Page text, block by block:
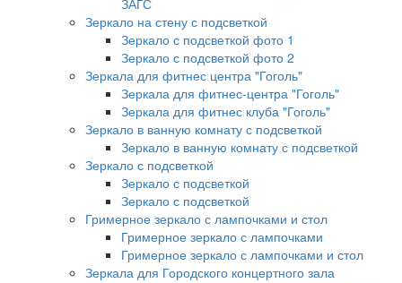
ЗАГС
Зеркало на стену с подсветкой
Зеркало с подсветкой фото 1
Зеркало с подсветкой фото 2
Зеркала для фитнес центра "Гоголь"
Зеркала для фитнес-центра "Гоголь"
Зеркала для фитнес клуба "Гоголь"
Зеркало в ванную комнату с подсветкой
Зеркало в ванную комнату с подсветкой
Зеркало с подсветкой
Зеркало с подсветкой
Зеркало с подсветкой
Гримерное зеркало с лампочками и стол
Гримерное зеркало с лампочками
Гримерное зеркало с лампочками и стол
Зеркала для Городского концертного зала